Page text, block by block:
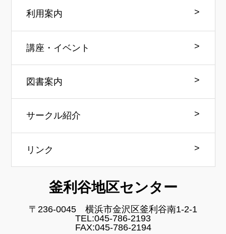
利用案内
講座・イベント
図書案内
サークル紹介
リンク
釜利谷地区センター
〒236-0045 横浜市金沢区釜利谷南1-2-1
TEL:045-786-2193
FAX:045-786-2194